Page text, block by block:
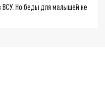
ВСУ. Но беды для малышей не